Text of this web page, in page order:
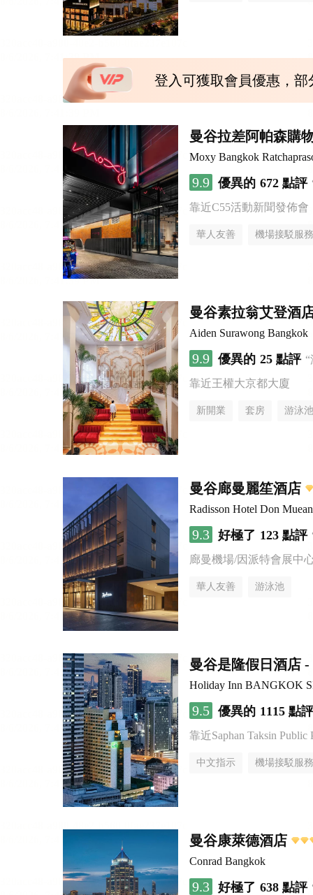
登入可獲取會員優惠，
曼谷拉差阿帕森購
Moxy Bangkok
9.9 優異的 672 點評
靠近C55活動新聞發佈會
華人友善 機場接駁服務
曼谷素拉翁艾登酒
Aiden Surawong Bangkok
9.9 優異的 25 點評
靠近王權大京都大廈
新開業 套房 游泳池
曼谷廊曼麗笙酒店
Radisson Hotel Don
9.3 好極了 123 點評
廊曼機場/因派特會展中
華人友善 游泳池
曼谷是隆假日酒店
Holiday Inn BANGKOK
9.5 優異的 1115 點評
靠近Saphan Taksin Public
中文指示 機場接駁服務
曼谷康萊德酒店
Conrad Bangkok
9.3 好極了 638 點評